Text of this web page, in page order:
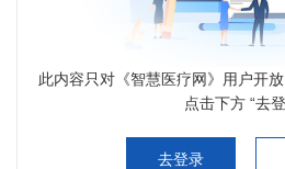
此内容只对《智慧医疗网》用户开
点击下方 “去
去登录